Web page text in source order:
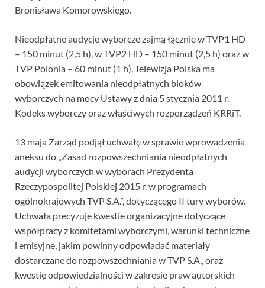
Bronisława Komorowskiego.
Nieodpłatne audycje wyborcze zajmą łącznie w TVP1 HD
– 150 minut (2,5 h), w TVP2 HD – 150 minut (2,5 h) oraz w
TVP Polonia – 60 minut (1 h). Telewizja Polska ma
obowiązek emitowania nieodpłatnych bloków
wyborczych na mocy Ustawy z dnia 5 stycznia 2011 r.
Kodeks wyborczy oraz właściwych rozporządzeń KRRiT.
13 maja Zarząd podjął uchwałę w sprawie wprowadzenia
aneksu do „Zasad rozpowszechniania nieodpłatnych
audycji wyborczych w wyborach Prezydenta
Rzeczypospolitej Polskiej 2015 r. w programach
ogólnokrajowych TVP S.A.”, dotyczącego II tury wyborów.
Uchwała precyzuje kwestie organizacyjne dotyczące
współpracy z komitetami wyborczymi, warunki techniczne
i emisyjne, jakim powinny odpowiadać materiały
dostarczane do rozpowszechniania w TVP S.A., oraz
kwestię odpowiedzialności w zakresie praw autorskich